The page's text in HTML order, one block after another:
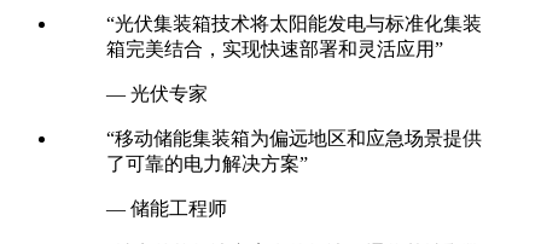
“光伏集装箱技术将太阳能发电与标准化集装
箱完美结合，实现快速部署和灵活应用”
— 光伏专家
“移动储能集装箱为偏远地区和应急场景提供
了可靠的电力解决方案”
— 储能工程师